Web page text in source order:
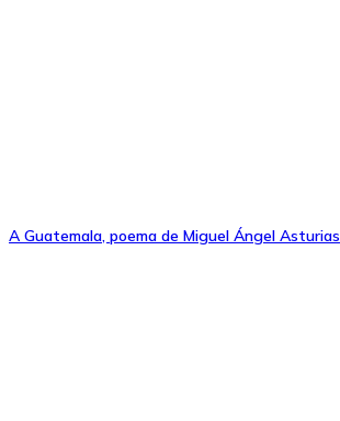
A Guatemala, poema de Miguel Ángel Asturias